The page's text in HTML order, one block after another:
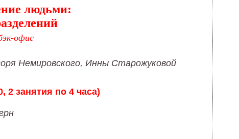
людьми:
офис
Немировского, Инны Старожуковой
2 занятия по 4 часа)